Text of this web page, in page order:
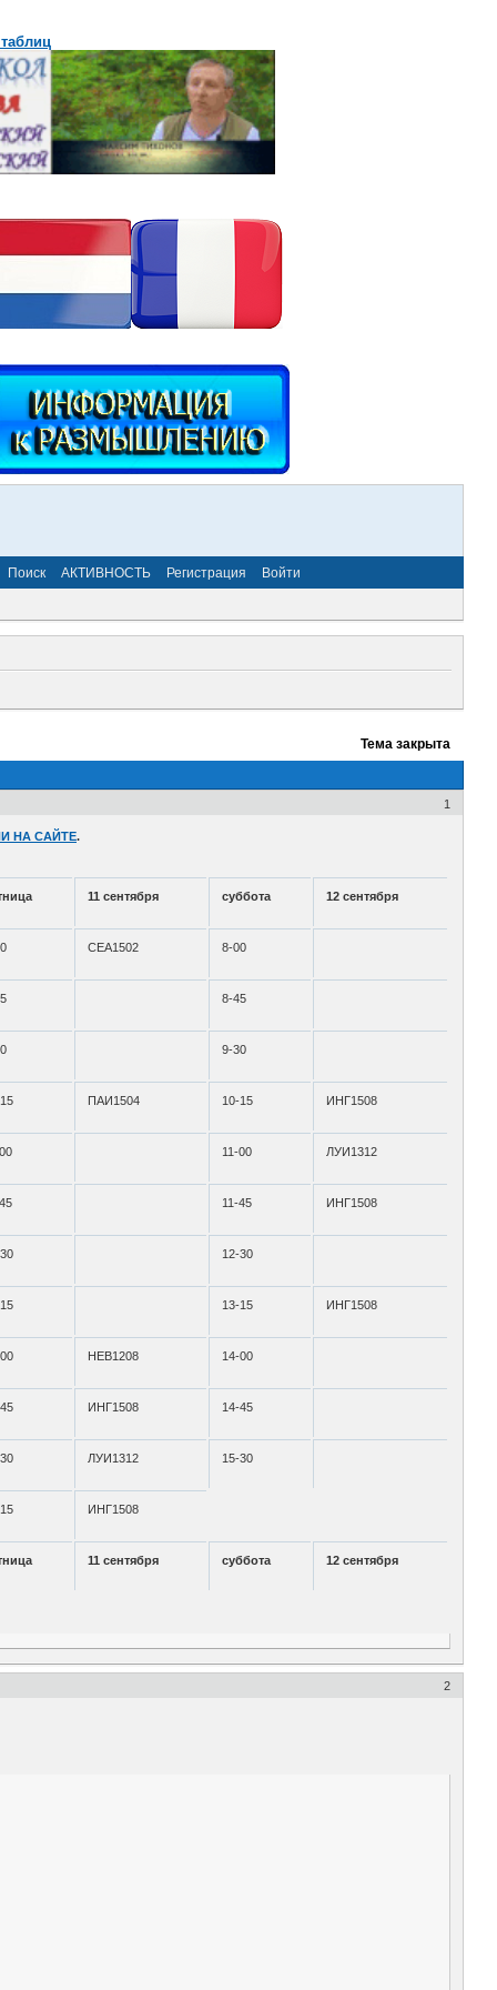
Поиск АКТИВНОСТЬ Регистрация Войти
Тема закрыта
1
НА САЙТЕ.
11 сентября суббота 12 сентября
СЕА1502 8-00
8-45
9-30
ПАИ1504 10-15 ИНГ1508
11-00 ЛУИ1312
11-45 ИНГ1508
12-30
13-15 ИНГ1508
НЕВ1208 14-00
ИНГ1508 14-45
ЛУИ1312 15-30
ИНГ1508
11 сентября суббота 12 сентября
2